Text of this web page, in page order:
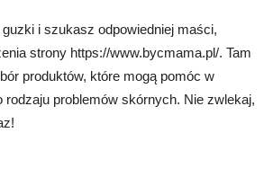
i szukasz odpowiedniej maści,
strony https://www.bycmama.pl/. Tam
produktów, które mogą pomóc w
rodzaju problemów skórnych. Nie zwlekaj,